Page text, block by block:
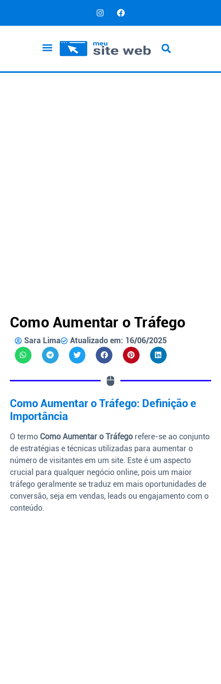
Como Aumentar o Tráfego
Sara Lima Atualizado em: 16/06/2025
Como Aumentar o Tráfego: Definição e
Importância
O termo Como Aumentar o Tráfego refere-se ao conjunto
de estratégias e técnicas utilizadas para aumentar o
número de visitantes em um site. Este é um aspecto
crucial para qualquer negócio online, pois um maior
tráfego geralmente se traduz em mais oportunidades de
conversão, seja em vendas, leads ou engajamento com o
conteúdo.